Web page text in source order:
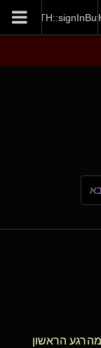
הראשון